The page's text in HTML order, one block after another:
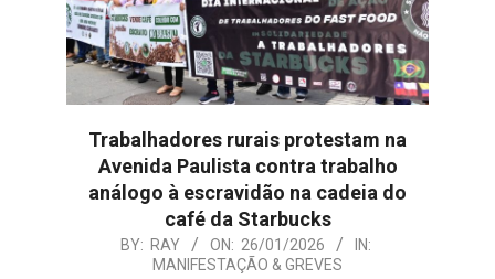
Trabalhadores rurais protestam na
Avenida Paulista contra trabalho
análogo à escravidão na cadeia do
café da Starbucks
BY: RAY ON: 26/01/2026
IN:
MANIFESTAÇÃO & GREVES